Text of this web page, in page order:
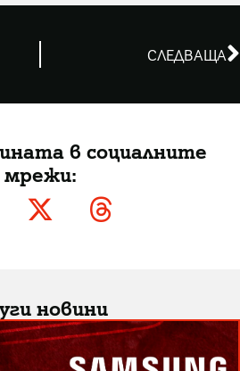
СЛЕДВАЩА
в социалните
мрежи:
новини